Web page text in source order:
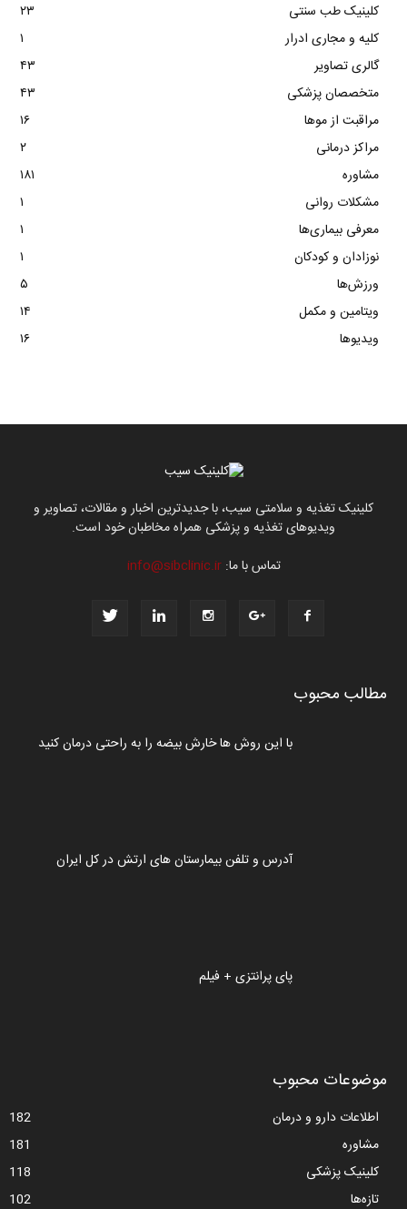
کلینیک طب سنتی
۲۳
کلیه و مجاری ادرار
۱
گالری تصاویر
۴۳
متخصصان پزشکی
۴۳
مراقبت از موها
۱۶
مراکز درمانی
۲
مشاوره
۱۸۱
مشکلات روانی
۱
معرفی بیماری‌ها
۱
نوزادان و کودکان
۱
ورزش‌ها
۵
ویتامین و مکمل
۱۴
ویدیوها
۱۶
کلینیک تغذیه و سلامتی سیب، با جدیدترین اخبار و مقالات، تصاویر و
ویدیوهای تغذیه و پزشکی همراه مخاطبان خود است.
تماس با ما:info@sibclinic.ir
مطالب محبوب
با این روش ها خارش بیضه را به راحتی درمان کنید
آدرس و تلفن بیمارستان های ارتش در کل ایران
پای پرانتزی + فیلم
موضوعات محبوب
اطلاعات دارو و درمان
182
مشاوره
181
کلینیک پزشکی
118
تازه‌ها
102